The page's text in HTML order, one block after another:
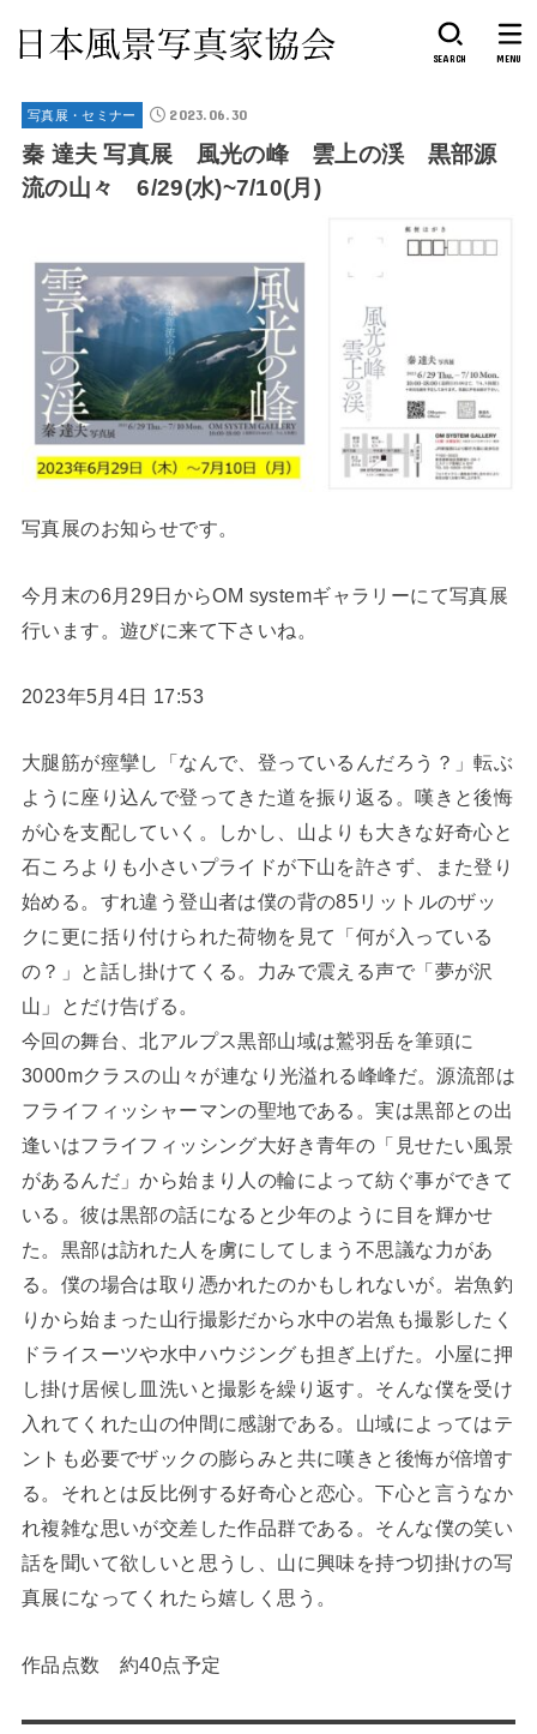
SEARCH MENU
写真展・セミナー 2023.06.30
秦 達夫 写真展 風光の峰 雲上の渓 黒部源
流の山々 6/29(水)~7/10(月)
写真展のお知らせです。
今月末の6月29日からOM systemギャラリーにて写真展
行います。遊びに来て下さいね。
2023年5月4日 17:53
大腿筋が痙攣し「なんで、登っているんだろう？」転ぶ
ように座り込んで登ってきた道を振り返る。嘆きと後悔
が心を支配していく。しかし、山よりも大きな好奇心と
石ころよりも小さいプライドが下山を許さず、また登り
始める。すれ違う登山者は僕の背の85リットルのザッ
クに更に括り付けられた荷物を見て「何が入っている
の？」と話し掛けてくる。力みで震える声で「夢が沢
山」とだけ告げる。
今回の舞台、北アルプス黒部山域は鷲羽岳を筆頭に
3000mクラスの山々が連なり光溢れる峰峰だ。源流部は
フライフィッシャーマンの聖地である。実は黒部との出
逢いはフライフィッシング大好き青年の「見せたい風景
があるんだ」から始まり人の輪によって紡ぐ事ができて
いる。彼は黒部の話になると少年のように目を輝かせ
た。黒部は訪れた人を虜にしてしまう不思議な力があ
る。僕の場合は取り憑かれたのかもしれないが。岩魚釣
りから始まった山行撮影だから水中の岩魚も撮影したく
ドライスーツや水中ハウジングも担ぎ上げた。小屋に押
し掛け居候し皿洗いと撮影を繰り返す。そんな僕を受け
入れてくれた山の仲間に感謝である。山域によってはテ
ントも必要でザックの膨らみと共に嘆きと後悔が倍増す
る。それとは反比例する好奇心と恋心。下心と言うなか
れ複雑な思いが交差した作品群である。そんな僕の笑い
話を聞いて欲しいと思うし、山に興味を持つ切掛けの写
真展になってくれたら嬉しく思う。
作品点数 約40点予定